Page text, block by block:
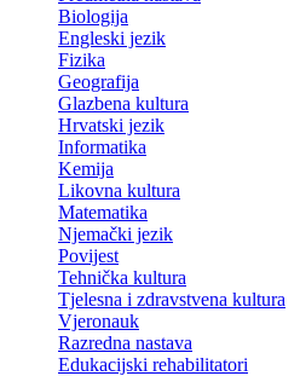
Biologija
Engleski jezik
Fizika
Geografija
Glazbena kultura
Hrvatski jezik
Informatika
Kemija
Likovna kultura
Matematika
Njemački jezik
Povijest
Tehnička kultura
Tjelesna i zdravstvena kultura
Vjeronauk
Razredna nastava
Edukacijski rehabilitatori